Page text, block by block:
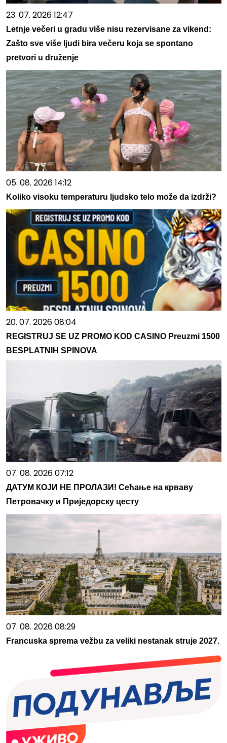
23. 07. 2026 12:47
Letnje večeri u gradu više nisu rezervisane za vikend:
Zašto sve više ljudi bira večeru koja se spontano
pretvori u druženje
05. 08. 2026 14:12
Koliko visoku temperaturu ljudsko telo može da izdrži?
20. 07. 2026 08:04
REGISTRUJ SE UZ PROMO KOD CASINO Preuzmi 1500
BESPLATNIH SPINOVA
07. 08. 2026 07:12
ДАТУМ КОЈИ НЕ ПРОЛАЗИ! Сећање на крваву
Петровачку и Приједорску цесту
07. 08. 2026 08:29
Francuska sprema vežbu za veliki nestanak struje 2027.